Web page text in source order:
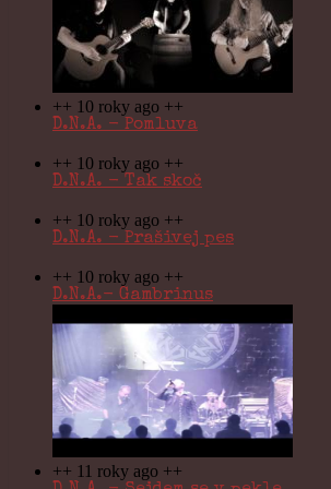
++ 10 roky ago ++
D.N.A. - Pomluva
++ 10 roky ago ++
D.N.A. - Tak skoč
++ 10 roky ago ++
D.N.A. - Prašivej pes
++ 10 roky ago ++
D.N.A.- Gambrinus
++ 11 roky ago ++